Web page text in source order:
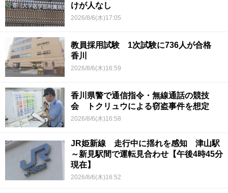
けが人なし
2026/8/6(木)17:05
教員採用試験 1次試験に736人が合格
香川
2026/8/6(木)16:59
香川県警で通信指令・無線通話の競技
会 トクリュウによる窃盗事件を想定
2026/8/6(木)16:58
JR姫新線 走行中に揺れを感知 津山駅
～新見駅間で運転見合わせ【午後4時45分
現在】
2026/8/6(木)16:52